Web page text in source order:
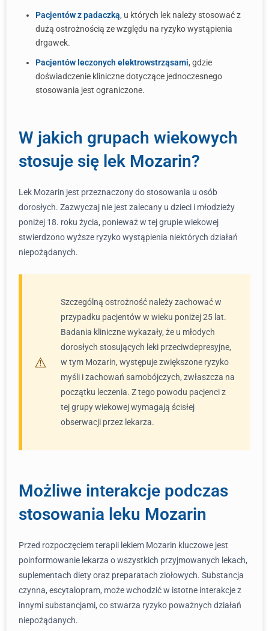
Pacjentów z padaczką, u których lek należy stosować z
dużą ostrożnością ze względu na ryzyko wystąpienia
drgawek.
Pacjentów leczonych elektrowstrząsami, gdzie
doświadczenie kliniczne dotyczące jednoczesnego
stosowania jest ograniczone.
W jakich grupach wiekowych
stosuje się lek Mozarin?
Lek Mozarin jest przeznaczony do stosowania u osób
dorosłych. Zazwyczaj nie jest zalecany u dzieci i młodzieży
poniżej 18. roku życia, ponieważ w tej grupie wiekowej
stwierdzono wyższe ryzyko wystąpienia niektórych działań
niepożądanych.
Szczególną ostrożność należy zachować w
przypadku pacjentów w wieku poniżej 25 lat.
Badania kliniczne wykazały, że u młodych
dorosłych stosujących leki przeciwdepresyjne,
w tym Mozarin, występuje zwiększone ryzyko
myśli i zachowań samobójczych, zwłaszcza na
początku leczenia. Z tego powodu pacjenci z
tej grupy wiekowej wymagają ścisłej
obserwacji przez lekarza.
Możliwe interakcje podczas
stosowania leku Mozarin
Przed rozpoczęciem terapii lekiem Mozarin kluczowe jest
poinformowanie lekarza o wszystkich przyjmowanych lekach,
suplementach diety oraz preparatach ziołowych. Substancja
czynna, escytalopram, może wchodzić w istotne interakcje z
innymi substancjami, co stwarza ryzyko poważnych działań
niepożądanych.